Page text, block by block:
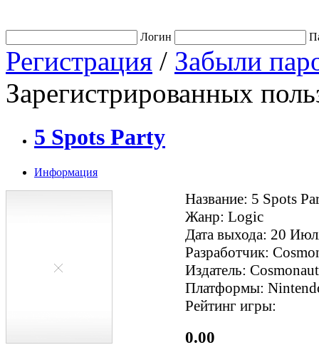
Логин
Регистрация / Забыли
Зарегистрированных
5 Spots Party
Информация
Название: 5 Spots
Жанр: Logic
Дата выхода: 20
Разработчик:
Издатель:
Платформы:
Рейтинг игры:
0.00